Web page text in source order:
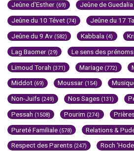
Jeûne d'Esther (69) Jeûne de Guedalia
Jeûne du 10 Tévet (74) Jeûne du 17
Jeûne du 9 Av (582) Kabbala (4)
Lag Baomer (29) Le sens des
Limoud Torah (371) Mariage (772)
Middot (69) Moussar (154)
Non-Juifs (249) Nos Sages (131)
Pessah (1508) Pourim (274)
Pureté Familiale (578) Relations &
Respect des Parents (247) Roch